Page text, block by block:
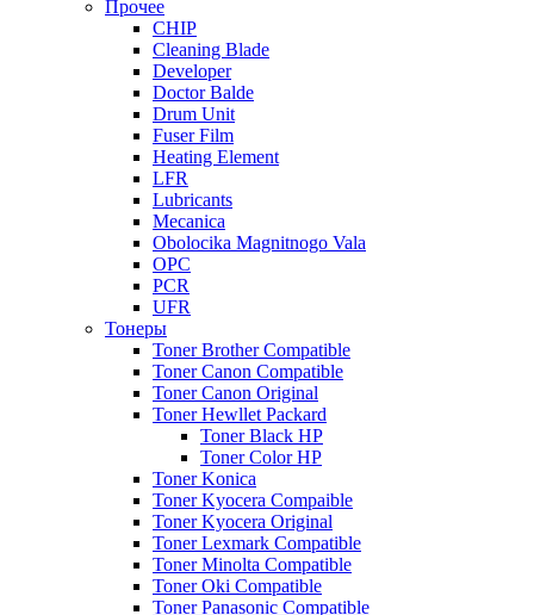
Прочее
CHIP
Cleaning Blade
Developer
Doctor Balde
Drum Unit
Fuser Film
Heating Element
LFR
Lubricants
Mecanica
Obolocika Magnitnogo Vala
OPC
PCR
UFR
Тонеры
Toner Brother Compatible
Toner Canon Compatible
Toner Canon Original
Toner Hewllet Packard
Toner Black HP
Toner Color HP
Toner Konica
Toner Kyocera Compaible
Toner Kyocera Original
Toner Lexmark Compatible
Toner Minolta Compatible
Toner Oki Compatible
Toner Panasonic Compatible